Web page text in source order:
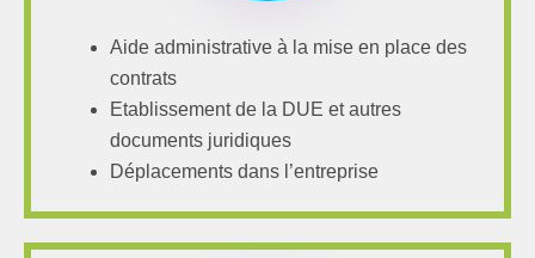
Aide administrative à la mise en place des
contrats
Etablissement de la DUE et autres
documents juridiques
Déplacements dans l’entreprise